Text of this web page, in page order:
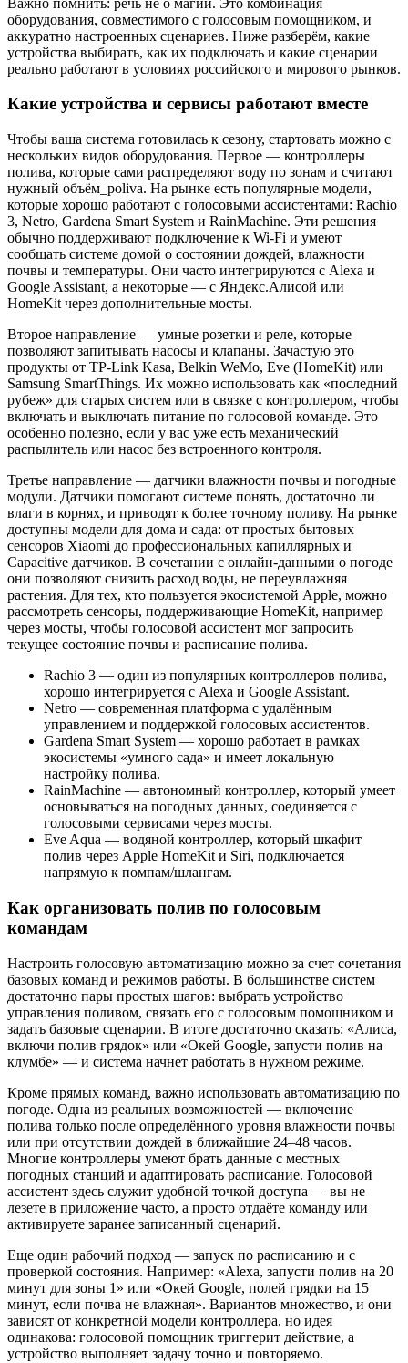
оборудования, совместимого с голосовым помощником, и
аккуратно настроенных сценариев. Ниже разберём, какие
устройства выбирать, как их подключать и какие сценарии
реально работают в условиях российского и мирового рынков.
Какие устройства и сервисы работают вместе
Чтобы ваша система готовилась к сезону, стартовать можно с
нескольких видов оборудования. Первое — контроллеры
полива, которые сами распределяют воду по зонам и считают
нужный объём_poliva. На рынке есть популярные модели,
которые хорошо работают с голосовыми ассистентами: Rachio
3, Netro, Gardena Smart System и RainMachine. Эти решения
обычно поддерживают подключение к Wi‑Fi и умеют
сообщать системе домой о состоянии дождей, влажности
почвы и температуры. Они часто интегрируются с Alexa и
Google Assistant, а некоторые — с Яндекс.Алисой или
HomeKit через дополнительные мосты.
Второе направление — умные розетки и реле, которые
позволяют запитывать насосы и клапаны. Зачастую это
продукты от TP-Link Kasa, Belkin WeMo, Eve (HomeKit) или
Samsung SmartThings. Их можно использовать как «последний
рубеж» для старых систем или в связке с контроллером, чтобы
включать и выключать питание по голосовой команде. Это
особенно полезно, если у вас уже есть механический
распылитель или насос без встроенного контроля.
Третье направление — датчики влажности почвы и погодные
модули. Датчики помогают системе понять, достаточно ли
влаги в корнях, и приводят к более точному поливу. На рынке
доступны модели для дома и сада: от простых бытовых
сенсоров Xiaomi до профессиональных капиллярных и
Capacitive датчиков. В сочетании с онлайн-данными о погоде
они позволяют снизить расход воды, не переувлажняя
растения. Для тех, кто пользуется экосистемой Apple, можно
рассмотреть сенсоры, поддерживающие HomeKit, например
через мосты, чтобы голосовой ассистент мог запросить
текущее состояние почвы и расписание полива.
Rachio 3 — один из популярных контроллеров полива,
хорошо интегрируется с Alexa и Google Assistant.
Netro — современная платформа с удалённым
управлением и поддержкой голосовых ассистентов.
Gardena Smart System — хорошо работает в рамках
экосистемы «умного сада» и имеет локальную
настройку полива.
RainMachine — автономный контроллер, который умеет
основываться на погодных данных, соединяется с
голосовыми сервисами через мосты.
Eve Aqua — водяной контроллер, который шкафит
полив через Apple HomeKit и Siri, подключается
напрямую к помпам/шлангам.
Как организовать полив по голосовым
командам
Настроить голосовую автоматизацию можно за счет сочетания
базовых команд и режимов работы. В большинстве систем
достаточно пары простых шагов: выбрать устройство
управления поливом, связать его с голосовым помощником и
задать базовые сценарии. В итоге достаточно сказать: «Алиса,
включи полив грядок» или «Окей Google, запусти полив на
клумбе» — и система начнет работать в нужном режиме.
Кроме прямых команд, важно использовать автоматизацию по
погоде. Одна из реальных возможностей — включение
полива только после определённого уровня влажности почвы
или при отсутствии дождей в ближайшие 24–48 часов.
Многие контроллеры умеют брать данные с местных
погодных станций и адаптировать расписание. Голосовой
ассистент здесь служит удобной точкой доступа — вы не
лезете в приложение часто, а просто отдаёте команду или
активируете заранее записанный сценарий.
Еще один рабочий подход — запуск по расписанию и с
проверкой состояния. Например: «Alexa, запусти полив на 20
минут для зоны 1» или «Окей Google, полей грядки на 15
минут, если почва не влажная». Вариантов множество, и они
зависят от конкретной модели контроллера, но идея
одинакова: голосовой помощник триггерит действие, а
устройство выполняет задачу точно и повторяемо.